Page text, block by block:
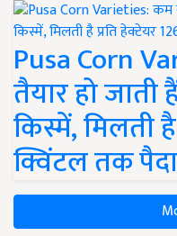
Pusa Corn
तैयार हो
किस्में, मिलती
क्विंटल तक